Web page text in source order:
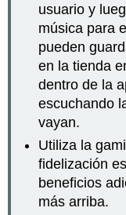
usuario y
música para
pueden
en la tienda
dentro de la
escuchando
vayan.
Utiliza la
fidelización
beneficios
más arriba.